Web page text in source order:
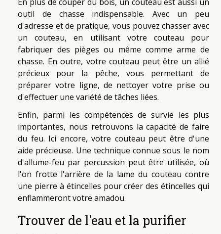
outil de chasse indispensable. Avec un peu
d'adresse et de pratique, vous pouvez chasser avec
un couteau, en utilisant votre couteau pour
fabriquer des pièges ou même comme arme de
chasse. En outre, votre couteau peut être un allié
précieux pour la pêche, vous permettant de
préparer votre ligne, de nettoyer votre prise ou
d'effectuer une variété de tâches liées.
Enfin, parmi les compétences de survie les plus
importantes, nous retrouvons la capacité de faire
du feu. Ici encore, votre couteau peut être d'une
aide précieuse. Une technique connue sous le nom
d'allume-feu par percussion peut être utilisée, où
l'on frotte l'arrière de la lame du couteau contre
une pierre à étincelles pour créer des étincelles qui
enflammeront votre amadou.
Trouver de l'eau et la purifier